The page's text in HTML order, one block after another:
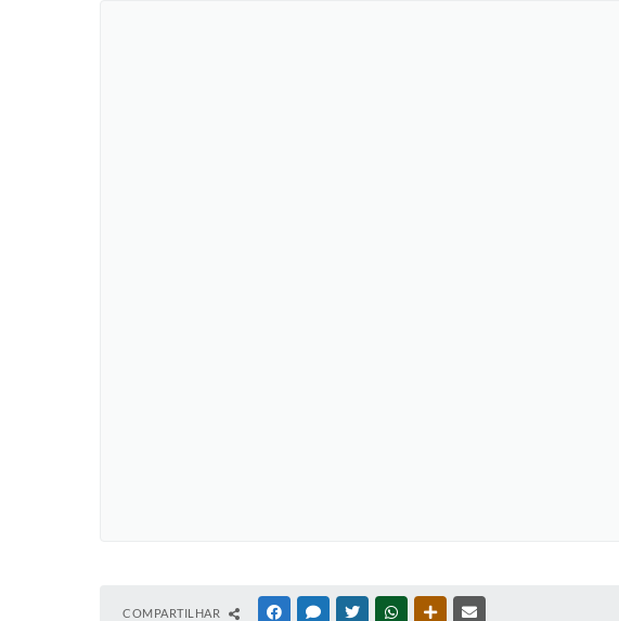
COMPARTILHAR FACEBOOKMESSENGER
TWITTERWHATSAPPOUTRAS MÍDIAS